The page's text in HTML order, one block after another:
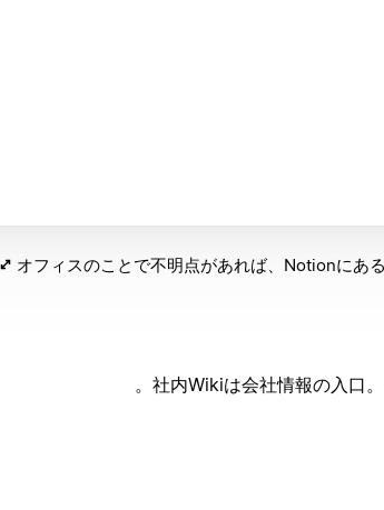
オフィスのことで不明点があれば、Notionにあ
社内Wikiは会社情報の入口